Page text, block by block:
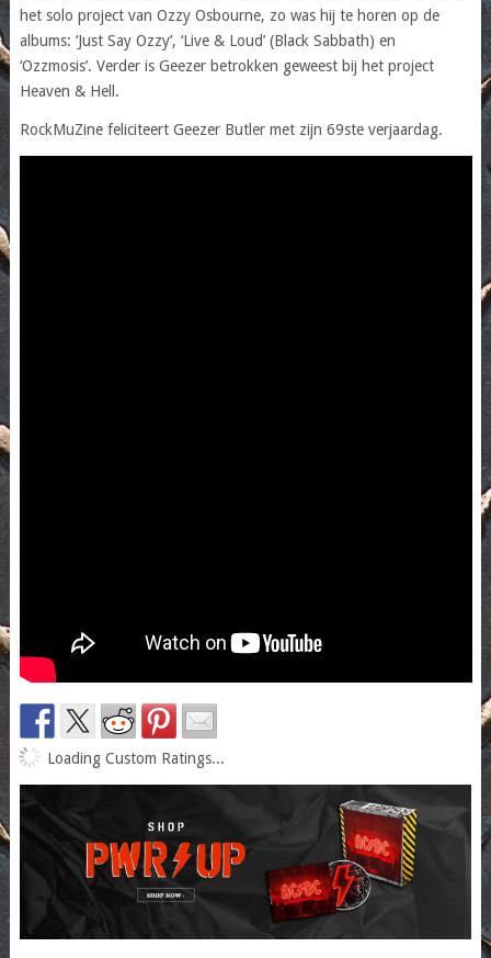
het solo project van Ozzy Osbourne, zo was hij te horen op de
albums: ‘Just Say Ozzy’, ‘Live & Loud’ (Black Sabbath) en
‘Ozzmosis’. Verder is Geezer betrokken geweest bij het project
Heaven & Hell.
RockMuZine feliciteert Geezer Butler met zijn 69ste verjaardag.
Loading Custom Ratings...